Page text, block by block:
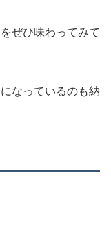
ぜひ味わってみて
なっているのも納